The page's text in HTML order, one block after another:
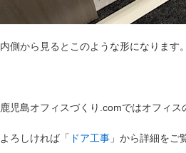
内側から見るとこのような形になります。
鹿児島オフィスづくり.comではオフィス
よろしければ「 ドア工事 」から詳細をご